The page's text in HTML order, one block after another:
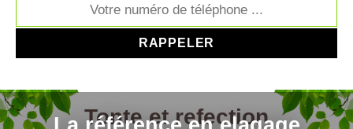
Tonte et refection